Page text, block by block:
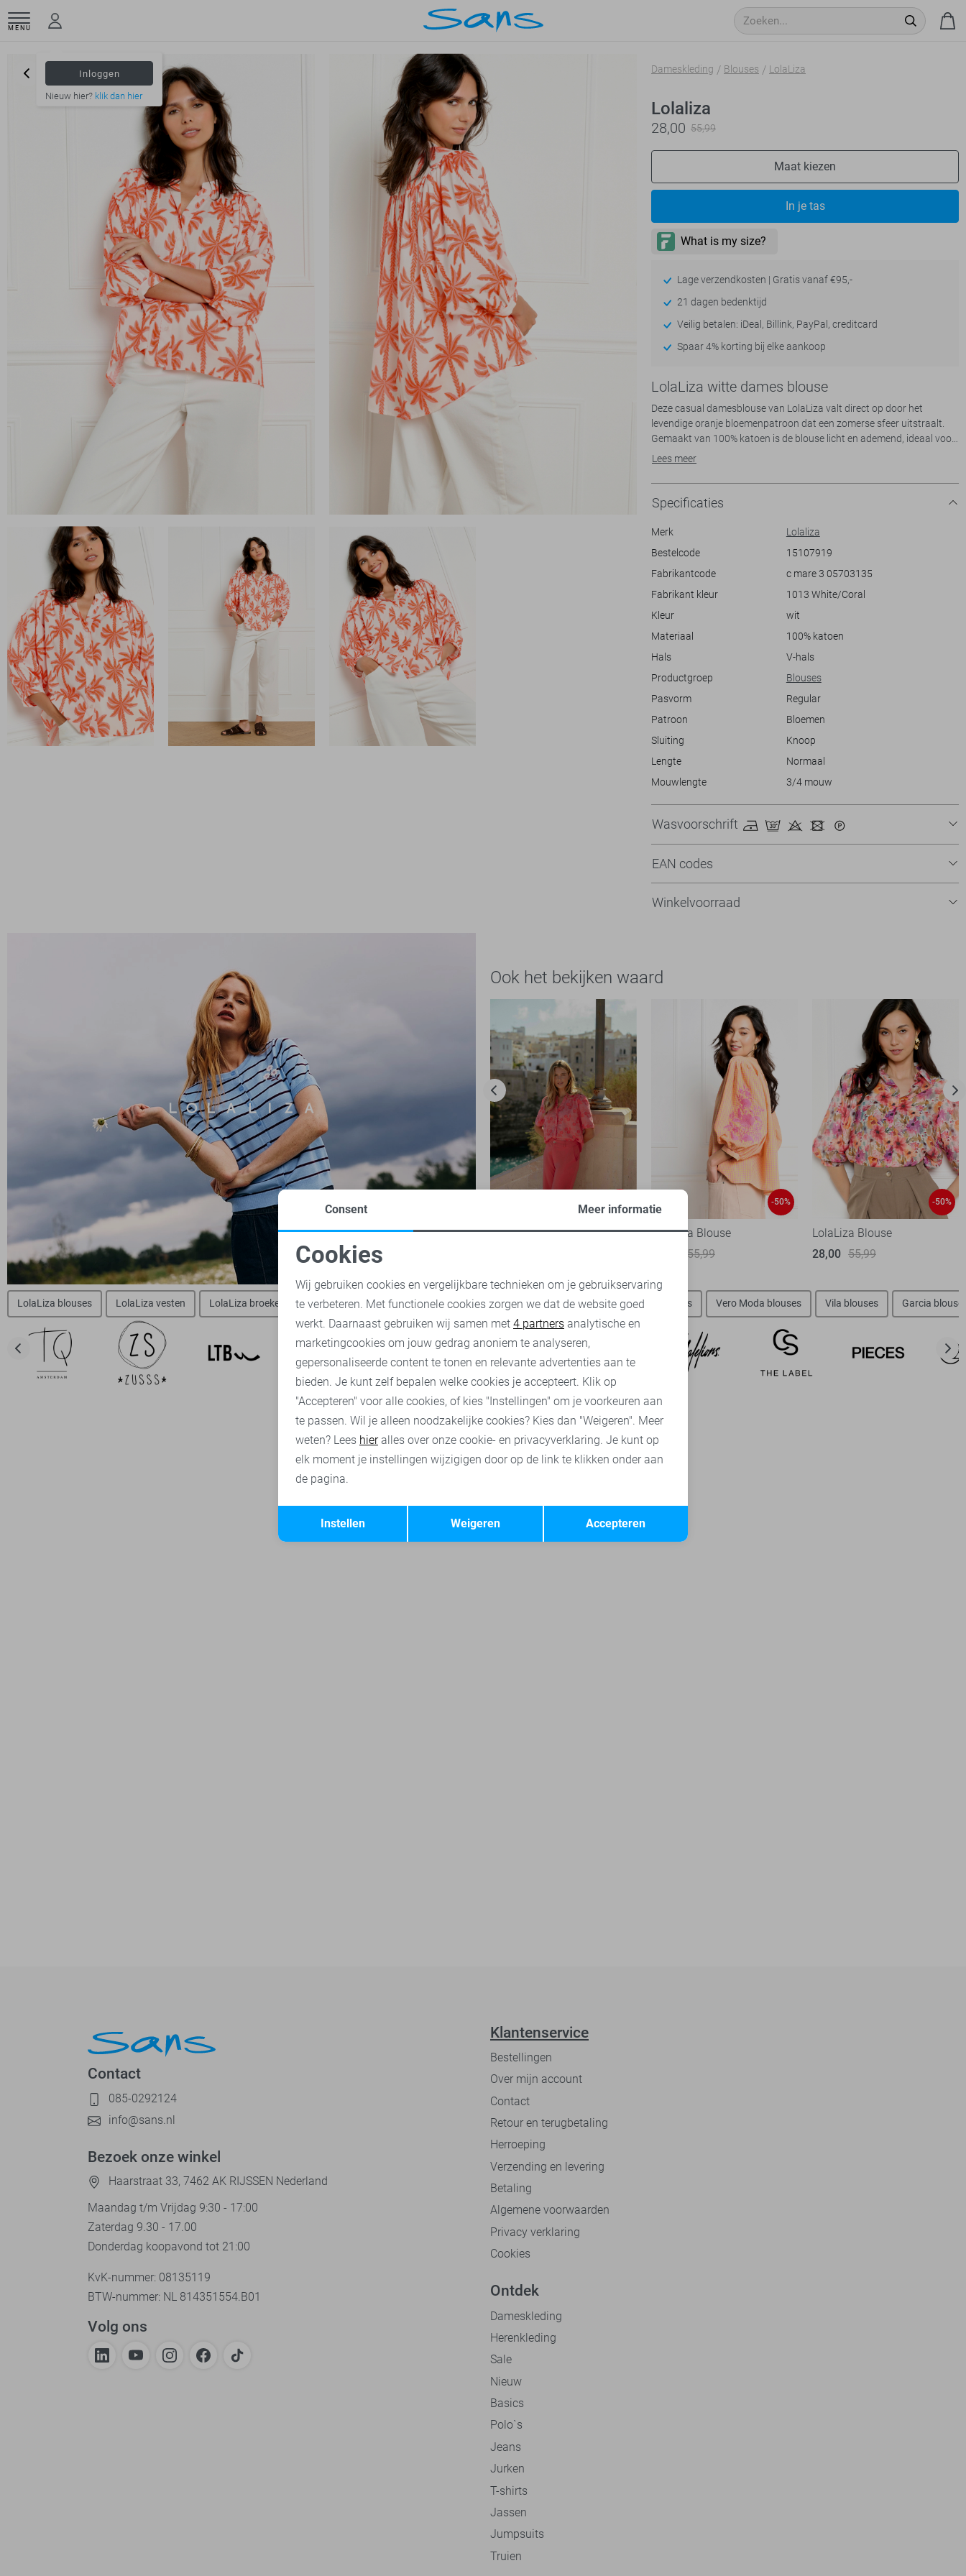
MENU
Inloggen
Nieuw hier? klik dan hier
Dameskleding Blouses LolaLiza
Lolaliza
28,00 55,99
Maat kiezen
In je tas
Lage verzendkosten | Gratis vanaf €95,-
21 dagen bedenktijd
Veilig betalen: iDeal, Billink, PayPal, creditcard
Spaar 4% korting bij elke aankoop
LolaLiza witte dames blouse
Deze casual damesblouse van LolaLiza valt direct op door het
levendige oranje bloemenpatroon dat een zomerse sfeer uitstraalt.
Gemaakt van 100% katoen is de blouse licht en ademend, ideaal voor
warme dagen. De regular fit zorgt voor een comfortabele pasvorm,
driekwart mouwen biedt deze blouse een perfecte balans tussen stijl
en comfort.
De blouse is veelzijdig en past zowel bij een ontspannen dagje uit als
bij een informeel diner. Combineer het met een lichte jeans of een witte
vloeiende materiaal beweegt de blouse soepel met je mee en vormt
het een stijlvolle keuze voor verschillende gelegenheden. Voeg deze
LolaLiza blouse toe aan je zomergarderobe en geniet van comfort
Lees meer
Specificaties
Merk
Lolaliza
Bestelcode
15107919
Fabrikantcode
c mare 3 05703135
Fabrikant kleur
1013 White/Coral
Kleur
wit
Materiaal
100% katoen
Hals
V-hals
Productgroep
Blouses
Pasvorm
Regular
Patroon
Bloemen
Sluiting
Knoop
Lengte
Normaal
Mouwlengte
3/4 mouw
Wasvoorschrift
EAN codes
Winkelvoorraad
Ook het bekijken waard
C&S The Label Blouse
-50%
LolaLiza Blouse
55,99
-50%
LolaLiza Blouse
28,00 55,99
LolaLiza blouses LolaLiza vesten LolaLiza broeken LolaLiza tops LolaLiza t-shirts Jacqueline de Yong blouses Only blouses Vero Moda blouses Vila blouses Garcia
Contact
085-0292124
info@sans.nl
Bezoek onze winkel
Haarstraat 33, 7462 AK RIJSSEN Nederland
Maandag t/m Vrijdag 9:30 - 17:00
Zaterdag 9.30 - 17.00
Donderdag koopavond tot 21:00
KvK-nummer: 08135119
BTW-nummer: NL 814351554.B01
Volg ons
Klantenservice
Bestellingen
Over mijn account
Contact
Retour en terugbetaling
Herroeping
Verzending en levering
Betaling
Algemene voorwaarden
Privacy verklaring
Cookies
Ontdek
Dameskleding
Herenkleding
Sale
Nieuw
Basics
Polo`s
Jeans
Jurken
T-shirts
Jassen
Jumpsuits
Truien
Noodzakelijke cookies
Analytische cookies Marketing cookies
Terug Opslaan
Consent Meer informatie
Cookies
Wij gebruiken cookies en vergelijkbare technieken om je gebruikservaring
te verbeteren. Met functionele cookies zorgen we dat de website goed
werkt. Daarnaast gebruiken wij samen met 4 partners analytische en
marketingcookies om jouw gedrag anoniem te analyseren,
gepersonaliseerde content te tonen en relevante advertenties aan te
bieden. Je kunt zelf bepalen welke cookies je accepteert. Klik op
"Accepteren" voor alle cookies, of kies "Instellingen" om je voorkeuren aan
te passen. Wil je alleen noodzakelijke cookies? Kies dan "Weigeren". Meer
weten? Lees hieralles over onze cookie- en privacyverklaring. Je kunt op
elk moment je instellingen wijzigigen door op de link te klikken onder aan
de pagina.
Accepteren
Weigeren
Instellen